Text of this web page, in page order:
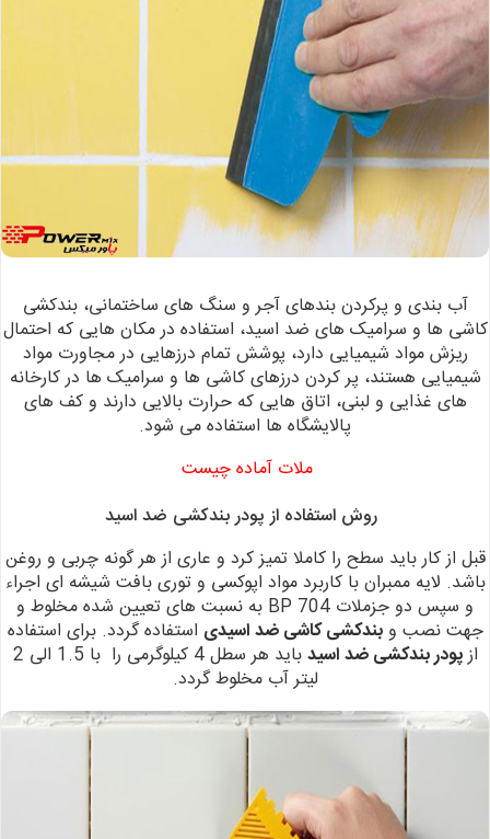
آب بندی و پرکردنبندهای آجر و سنگ های ساختمانی، بندکشی
کاشی ها و سرامیک های ضد اسید، استفاده در مکان هایی که احتمال
ریزش مواد شیمیایی دارد، پوشش تمام درزهایی در مجاورت مواد
شیمیایی هستند، پر کردن درزهای کاشی ها و سرامیک ها در کارخانه
های غذایی و لبنی، اتاق هایی که حرارت بالایی دارند و کف های
پالایشگاه ها استفاده می شود.
ملات آماده چیست
روش استفاده از پودر بندکشی ضد اسید
قبل از کار باید سطح را کاملا تمیز کرد و عاری از هر گونه چربی و روغن
باشد. لایه ممبران با کاربرد مواد اپوکسی و توری بافت شیشه ای اجراء
و سپس دو جزملات BP 704 به نسبت های تعیین
شده مخلوط و
جهت نصب وبندکشی کاشی ضد اسیدی استفاده گردد.برای استفاده
ازپودر بندکشی ضد اسید
باید هر سطل 4 کیلوگرمی را با 1.5 الی 2
لیتر آب مخلوط گردد.